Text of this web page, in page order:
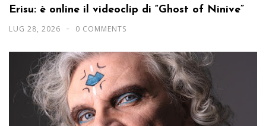
Erisu: è online il videoclip di “Ghost of Ninive”
LUG 28, 2026 0 COMMENTS